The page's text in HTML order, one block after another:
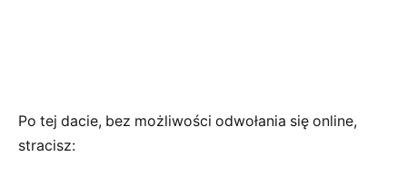
Po tej dacie, bez możliwości odwołania się online,
stracisz: